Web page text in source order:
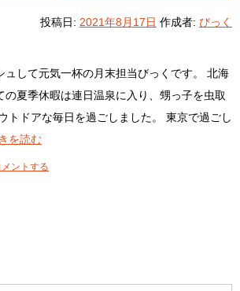
投稿日: 2021年8月17日 作成者: びっく
ュして元気一杯の月末担当びっくです。 北海
の夏季休暇は連日温泉に入り、甥っ子を虫取
トドアな毎日を過ごしました。 東京で過ごし
を読む
メントする